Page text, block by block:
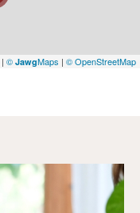
| © JawgMaps | © OpenStreetMap